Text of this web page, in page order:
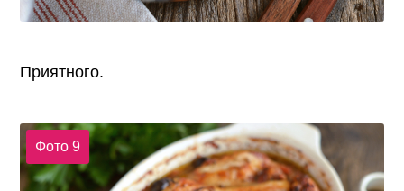
Приятного.
Фото 9